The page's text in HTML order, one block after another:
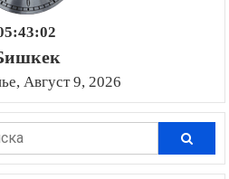
Август 9, 2026